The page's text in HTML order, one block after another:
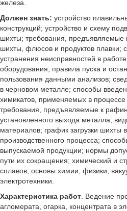
железа.
Должен знать: устройство
конструкций; устройство и схему
шихты; требования, предъявляемые
шихты, флюсов и продуктов плавки;
устранения неисправностей в
оборудования; правила пуска и
пользования данными анализов;
в черновом металле; способы
химикатов, применяемых в процессе
требования, предъявляемые к
установленного выхода металла;
материалов; график загрузки
производственного процесса;
выпускаемой продукции; нормы
пути их сокращения; химический и
сплавов; основы химии, физики,
электротехники.
Характеристика работ . Ведение
агломерата, огарка, концентрата в